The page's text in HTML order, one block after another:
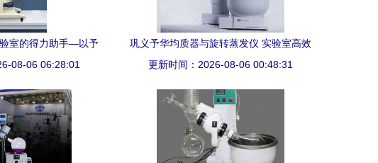
室的得力助手—以予
发仪为例
08-06 06:28:01
巩义予华均质器与旋转蒸发仪 实验室高效
处理的得力助手
更新时间：2026-08-06 00:48:31